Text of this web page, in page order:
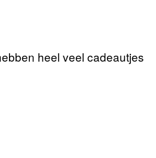
heel veel cadeautjes